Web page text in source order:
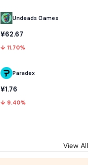
Undeads Games
¥62.67
↓ 11.70%
Paradex
¥1.76
↓ 9.40%
View All